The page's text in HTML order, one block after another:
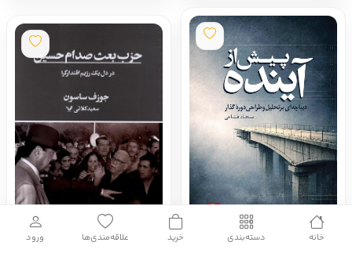
ورود علاقه‌مندی‌ها خرید دسته‌بندی خانه